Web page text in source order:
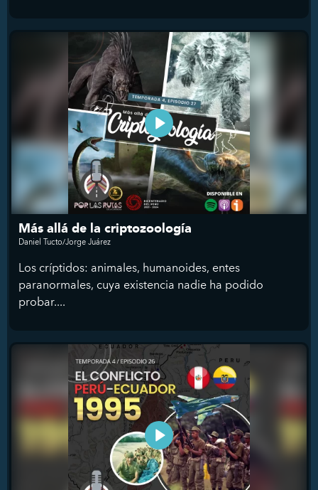
Más allá de la criptozoología
Daniel Tucto/Jorge Juárez
Los críptidos: animales, humanoides, entes
paranormales, cuya existencia nadie ha podido
probar....